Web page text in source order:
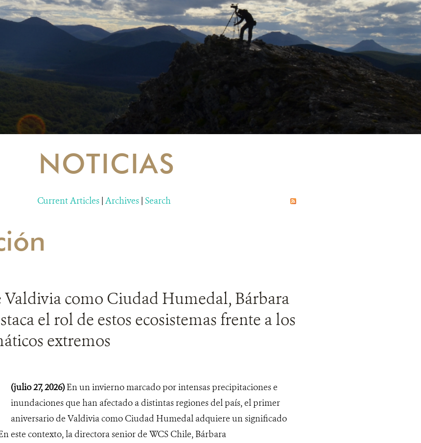
NOTICIAS
Current Articles | Archives | Search
Valdivia como Ciudad Humedal, Bárbara
el rol de estos ecosistemas frente a los
extremos
(julio 27, 2026)En un invierno marcado por intensas precipitaciones e
inundaciones que han afectado a distintas regiones del país, el primer
aniversario de Valdivia como Ciudad Humedal adquiere un significado
este contexto, la directora senior de WCS Chile, Bárbara